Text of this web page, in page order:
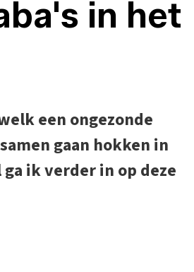
in het
een ongezonde
gaan hokken in
ik verder in op deze